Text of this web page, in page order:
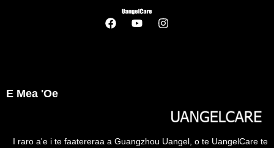
E Mea 'oe
I raro a'e i te faatereraa a Guangzhou Uangel, o te UangelCare te